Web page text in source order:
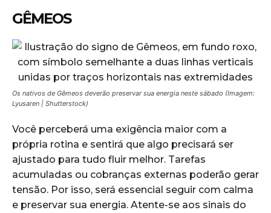
GÊMEOS
Os nativos de Gêmeos deverão preservar sua energia neste sábado (Imagem:
Lyusaren | Shutterstock)
Você perceberá uma exigência maior com a
própria rotina e sentirá que algo precisará ser
ajustado para tudo fluir melhor. Tarefas
acumuladas ou cobranças externas poderão gerar
tensão. Por isso, será essencial seguir com calma
e preservar sua energia. Atente-se aos sinais do